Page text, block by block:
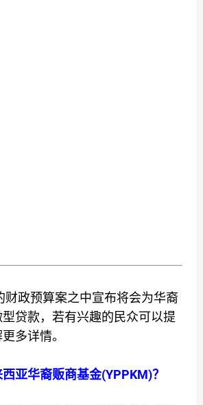
财政预算案之中宣布将会为华裔
贷款，若有兴趣的民众可以提
多详情。
亚华裔贩商基金(YPPKM)？